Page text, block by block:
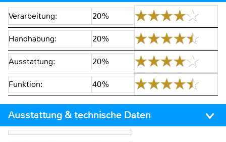
Verarbeitung: 20%
Handhabung: 20%
Ausstattung: 20%
Funktion: 40%
Ausstattung & technische Daten